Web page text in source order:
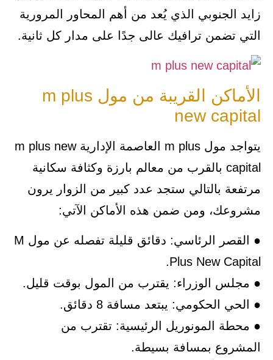
زايد الجنوبي الذي يُعد من أهم المحاور المرورية
التي تضمن ترافيك عالى جدًا على مدار كل ثانية.
الأماكن القريبة من مول m plus
new capital
يتواجد مول m plus العاصمة الإدارية m plus new
capital بالقرب من معالم بارزة وكثافة سكانية
مرتفعة بالتالي ستجد عدد كبير من الزوار يرون
مشروعك، ومن ضمن هذه الأماكن الآتي:
● القصر الرئاسي: دقائق قليلة تفصله عن مول M
Plus New Capital.
● مجلس الوزراء: يقترب من المول بوقت قليل.
● الحي الحكومي: يبتعد مسافة 8 دقائق.
● محطة المونوريل الرئيسية: تقترب من
المشروع بمسافة بسيطة.